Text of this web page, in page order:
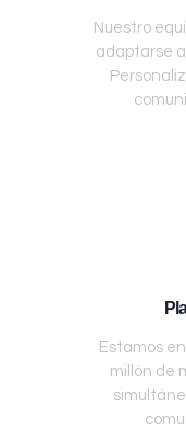
Nuestro
adaptarse
Estamos
millón de